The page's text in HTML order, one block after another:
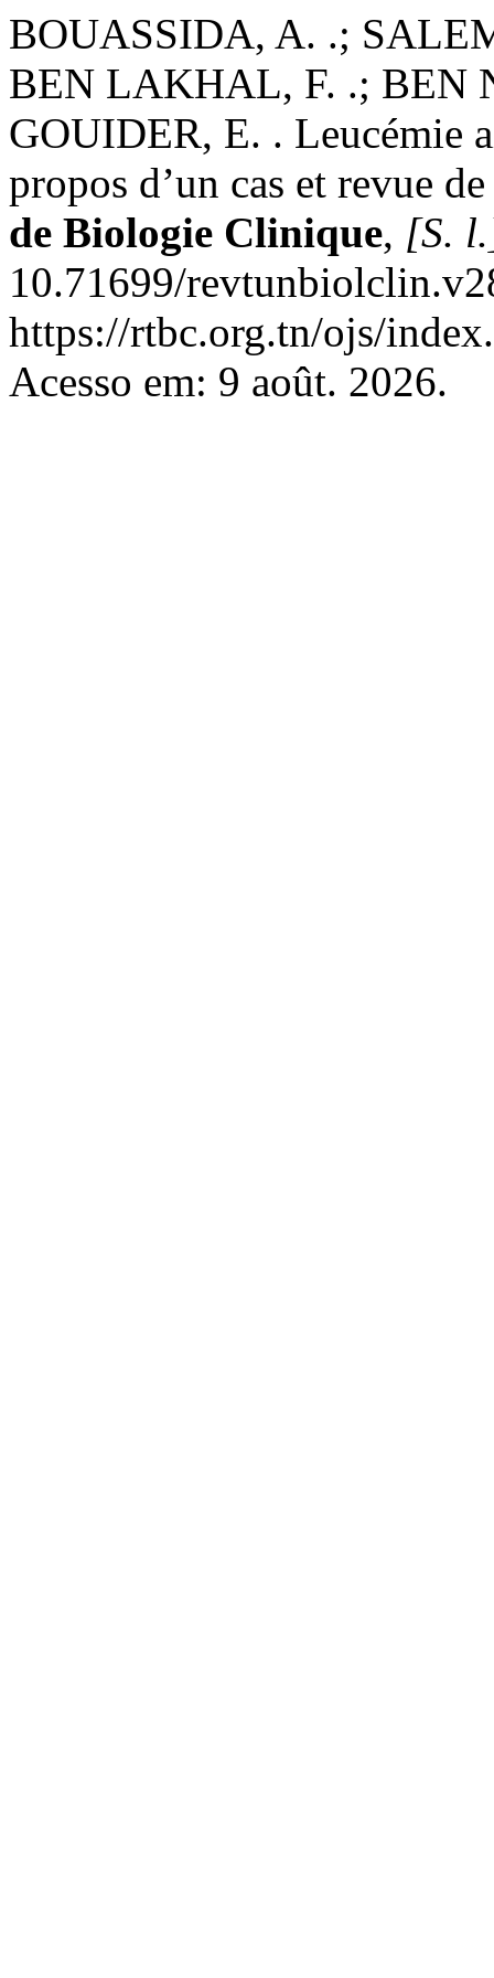
BOUASSIDA, A. .;
BEN LAKHAL, F. .; BEN
GOUIDER, E. . Leucémie
propos d’un cas et revue
de Biologie Clinique, [S.
10.71699/
https://rtbc.org.tn/ojs/
Acesso em: 9 août. 2026.